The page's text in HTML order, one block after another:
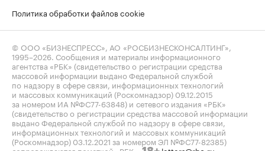
Политика обработки файлов cookie
© ООО «БИЗНЕСПРЕСС», АО «РОСБИЗНЕСКОНСАЛТИНГ»,
1995–2026 . Сообщения и материалы информационного
агентства «РБК» (свидетельство о регистрации средства
массовой информации выдано Федеральной службой
по надзору в сфере связи, информационных технологий
и массовых коммуникаций (Роскомнадзор) 09.12.2015
за номером ИА №ФС77-63848) и сетевого издания «РБК»
(свидетельство о регистрации средства массовой информации
выдано Федеральной службой по надзору в сфере связи,
информационных технологий и массовых коммуникаций
(Роскомнадзор) 03.12.2021 за номером ЭЛ №ФС77-82385)